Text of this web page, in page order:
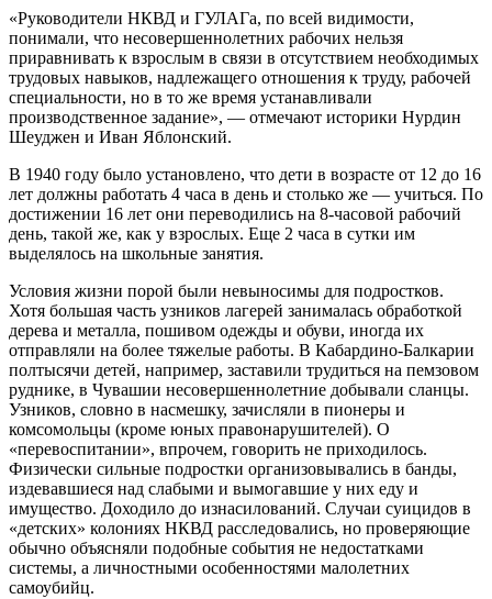
«Руководители НКВД и ГУЛАГа, по всей видимости,
понимали, что несовершеннолетних рабочих нельзя
приравнивать к взрослым в связи в отсутствием необходимых
трудовых навыков, надлежащего отношения к труду, рабочей
специальности, но в то же время устанавливали
производственное задание», — отмечают историки Нурдин
Шеуджен и Иван Яблонский.
В 1940 году было установлено, что дети в возрасте от 12 до 16
лет должны работать 4 часа в день и столько же — учиться. По
достижении 16 лет они переводились на 8-часовой рабочий
день, такой же, как у взрослых. Еще 2 часа в сутки им
выделялось на школьные занятия.
Условия жизни порой были невыносимы для подростков.
Хотя большая часть узников лагерей занималась обработкой
дерева и металла, пошивом одежды и обуви, иногда их
отправляли на более тяжелые работы. В Кабардино-Балкарии
полтысячи детей, например, заставили трудиться на пемзовом
руднике, в Чувашии несовершеннолетние добывали сланцы.
Узников, словно в насмешку, зачисляли в пионеры и
комсомольцы (кроме юных правонарушителей). О
«перевоспитании», впрочем, говорить не приходилось.
Физически сильные подростки организовывались в банды,
издевавшиеся над слабыми и вымогавшие у них еду и
имущество. Доходило до изнасилований. Случаи суицидов в
«детских» колониях НКВД расследовались, но проверяющие
обычно объясняли подобные события не недостатками
системы, а личностными особенностями малолетних
самоубийц.